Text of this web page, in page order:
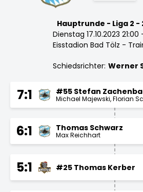
Hauptrunde - Liga 2 -
Dienstag 17.10.2023 21:00
Eisstadion Bad Tölz -
Schiedsrichter: Werner
7:1 #55 Stefan
Michael Majewski Florian
6:1 Thomas Schwarz
Max Reichhart
5:1 #25 Thomas Kerber